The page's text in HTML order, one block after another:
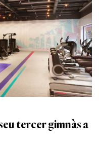
tercer gimnàs a